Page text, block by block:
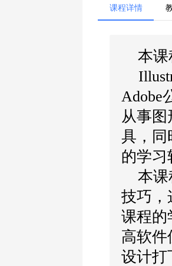
课程详情
本
Adobe
从事
具，同
的学习
本
技巧，
课程的
高软件
设计打